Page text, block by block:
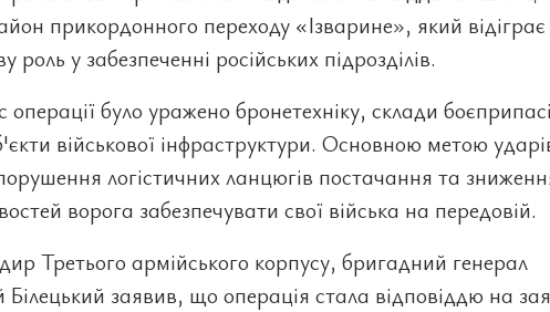
прикордонного переходу «Ізварине», який відіграє
роль у забезпеченні російських підрозділів.
операції було уражено бронетехніку, склади
військової інфраструктури. Основною метою
логістичних ланцюгів постачання та
ворога забезпечувати свої війська на передовій.
Третього армійського корпусу, бригадний генерал
Білецький заявив, що операція стала відповіддю на